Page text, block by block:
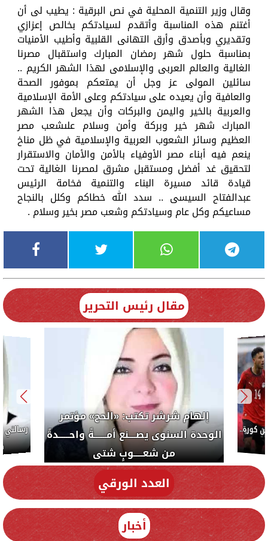
وقال وزير التنمية المحلية في نص البرقية : يطيب لى أن
أغتنم هذه المناسبة وأتقدم لسيادتكم بخالص إعزازي
وتقديري وبأصدق وأرق التهانى القلبية وأطيب الأمنيات
بمناسبة حلول شهر رمضان المبارك واستقبال مصرنا
الغالية والعالم العربى والإسلامى لهذا الشهر الكريم ..
سائلين المولى عز وجل أن يمتعكم بموفور الصحة
والعافية وأن يعيده على سيادتكم وعلى الأمة الإسلامية
والعربية بالخير واليمن والبركات وأن يجعل هذا الشهر
المبارك شهر خير وبركة وأمن وسلام علىشعب مصر
العظيم وسائر الشعوب العربية والإسلامية في ظل مناخ
ينعم فيه أبناء مصر الأوفياء بالأمن والأمان والاستقرار
لتحقيق غد أفضل ومستقبل مشرق لمصرنا الغالية تحت
قيادة قائد مسيرة البناء والتنمية فخامة الرئيس
عبدالفتاح السيسى .. سدد الله خطاكم وكلل بالنجاح
مساعيكم وكل عام وسيادتكم وشعب مصر بخير وسلام .
مقال رئيس التحرير
إلهام شرشر تكتب: «الحج» مؤتمر
الوحدة السنوى يصــــنع أمـــــــةً واحــــــدةً
من شعـــــوبٍ شتى
كورة..
العدد الورقي
أخبار